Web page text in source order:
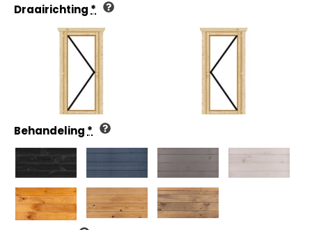
Draairichting *
Behandeling *